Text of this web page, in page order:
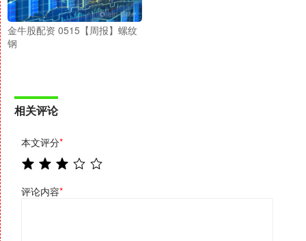
金牛股配资 0515【周报】螺纹
钢
相关评论
本文评分*
评论内容*